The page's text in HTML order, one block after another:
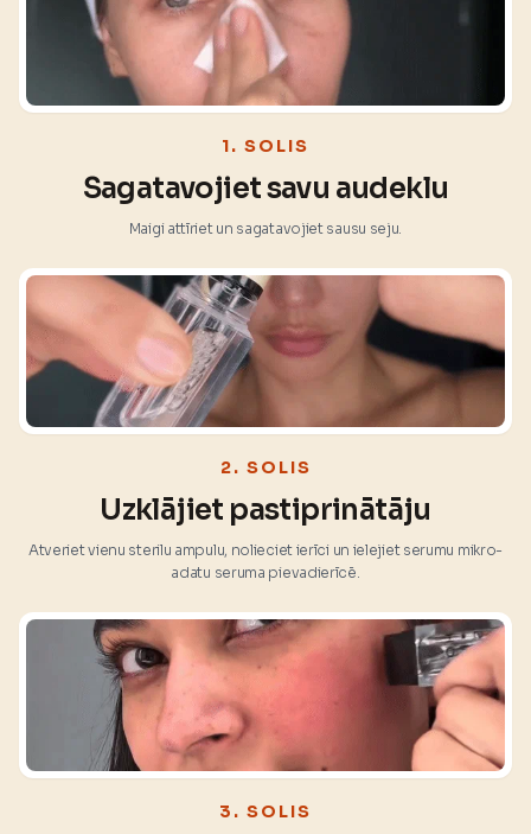
1. SOLIS
Sagatavojiet savu audeklu
Maigi attīriet un sagatavojiet sausu seju.
2. SOLIS
Uzklājiet pastiprinātāju
Atveriet vienu sterilu ampulu, nolieciet ierīci un ielejiet serumu mikro-
adatu seruma pievadierīcē.
3. SOLIS